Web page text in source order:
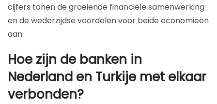
cijfers tonen de groeiende financiële samenwerking
en de wederzijdse voordelen voor beide economieën
aan.
Hoe zijn de banken in
Nederland en Turkije met elkaar
verbonden?